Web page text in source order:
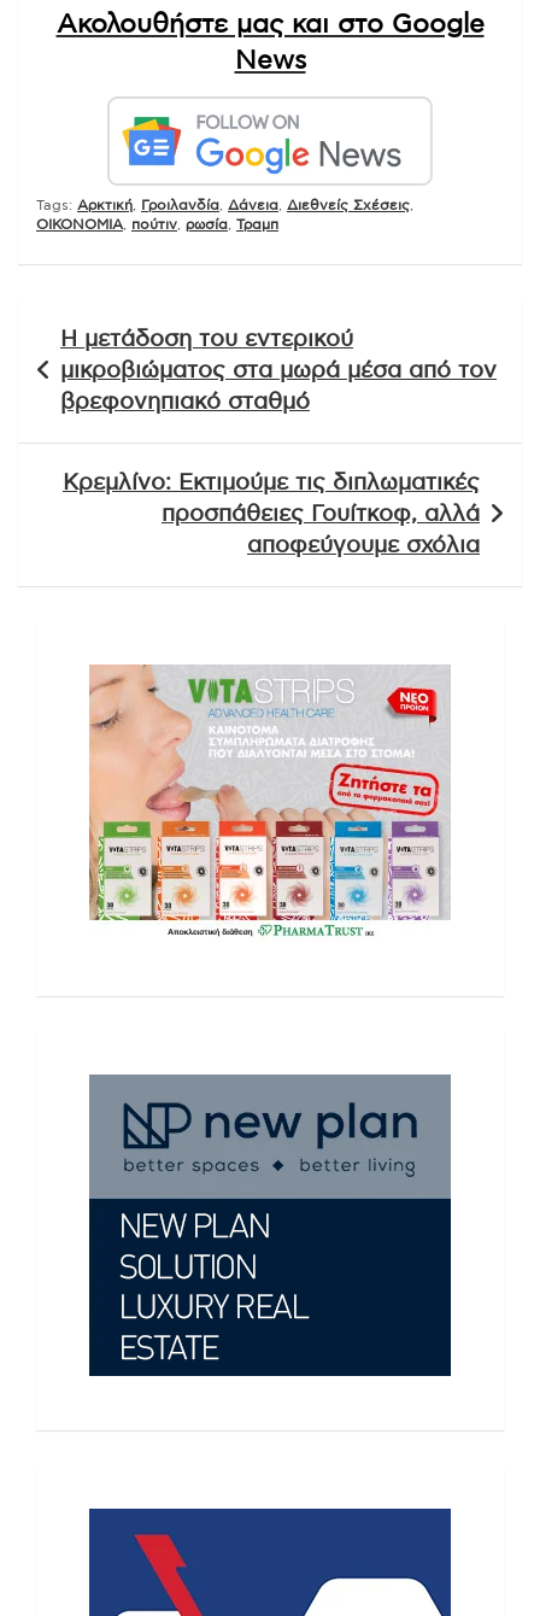
Ακολουθήστε μας και στο Google
News
Tags: Αρκτική Γροιλανδία Δάνεια Διεθνείς Σχέσεις
ΟΙΚΟΝΟΜΙΑ
πούτιν ρωσία Τραμπ
άρθρων
Η μετάδοση του εντερικού
μικροβιώματος στα μωρά μέσα από τον
βρεφονηπιακό σταθμό
Κρεμλίνο: Εκτιμούμε τις διπλωματικές
προσπάθειες Γουίτκοφ, αλλά
αποφεύγουμε σχόλια